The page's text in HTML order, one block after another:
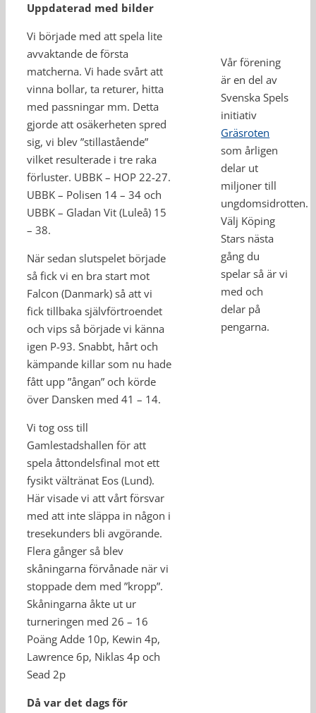
Uppdaterad med bilder
Vi började med att spela lite
avvaktande de första
matcherna. Vi hade svårt att
vinna bollar, ta returer, hitta
med passningar mm. Detta
gjorde att osäkerheten spred
sig, vi blev ”stillastående”
vilket resulterade i tre raka
förluster. UBBK – HOP 22-27.
UBBK – Polisen 14 – 34 och
UBBK – Gladan Vit (Luleå) 15
– 38.
När sedan slutspelet började
så fick vi en bra start mot
Falcon (Danmark) så att vi
fick tillbaka självförtroendet
och vips så började vi känna
igen P-93. Snabbt, hårt och
kämpande killar som nu hade
fått upp ”ångan” och körde
över Dansken med 41 – 14.
Vi tog oss till
Gamlestadshallen för att
spela åttondelsfinal mot ett
fysikt vältränat Eos (Lund).
Här visade vi att vårt försvar
med att inte släppa in någon i
tresekunders bli avgörande.
Flera gånger så blev
skåningarna förvånade när vi
stoppade dem med ”kropp”.
Skåningarna åkte ut ur
turneringen med 26 – 16
Poäng Adde 10p, Kewin 4p,
Lawrence 6p, Niklas 4p och
Sead 2p
Då var det dags för
Vår förening
är en del av
Svenska Spels
initiativ
Gräsroten
som årligen
delar ut
miljoner till
ungdomsidrotten.
Välj Köping
Stars nästa
gång du
spelar så är vi
med och
delar på
pengarna.